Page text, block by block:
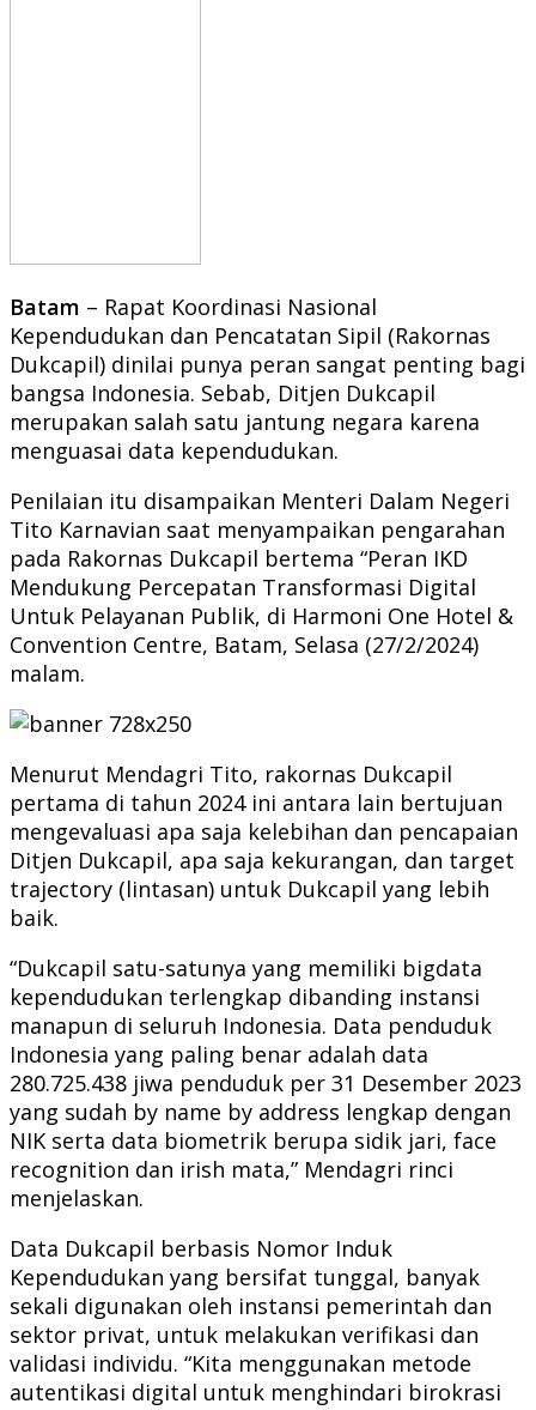
Batam – Rapat Koordinasi Nasional
Kependudukan dan Pencatatan Sipil (Rakornas
Dukcapil) dinilai punya peran sangat penting bagi
bangsa Indonesia. Sebab, Ditjen Dukcapil
merupakan salah satu jantung negara karena
menguasai data kependudukan.
Penilaian itu disampaikan Menteri Dalam Negeri
Tito Karnavian saat menyampaikan pengarahan
pada Rakornas Dukcapil bertema “Peran IKD
Mendukung Percepatan Transformasi Digital
Untuk Pelayanan Publik, di Harmoni One Hotel &
Convention Centre, Batam, Selasa (27/2/2024)
malam.
Menurut Mendagri Tito, rakornas Dukcapil
pertama di tahun 2024 ini antara lain bertujuan
mengevaluasi apa saja kelebihan dan pencapaian
Ditjen Dukcapil, apa saja kekurangan, dan target
trajectory (lintasan) untuk Dukcapil yang lebih
baik.
“Dukcapil satu-satunya yang memiliki bigdata
kependudukan terlengkap dibanding instansi
manapun di seluruh Indonesia. Data penduduk
Indonesia yang paling benar adalah data
280.725.438 jiwa penduduk per 31 Desember 2023
yang sudah by name by address lengkap dengan
NIK serta data biometrik berupa sidik jari, face
recognition dan irish mata,” Mendagri rinci
menjelaskan.
Data Dukcapil berbasis Nomor Induk
Kependudukan yang bersifat tunggal, banyak
sekali digunakan oleh instansi pemerintah dan
sektor privat, untuk melakukan verifikasi dan
validasi individu. “Kita menggunakan metode
autentikasi digital untuk menghindari birokrasi